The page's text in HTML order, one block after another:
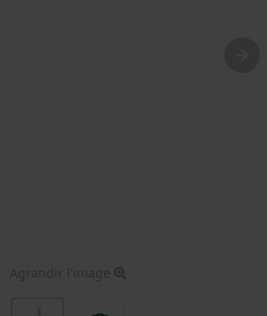
Agrandir l'image